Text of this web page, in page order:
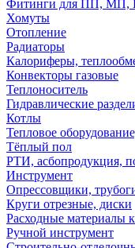
Фитинги для ПП, МП,
Хомуты
Отопление
Радиаторы
Калориферы,
Конвекторы газовые
Теплоноситель
Гидравлические
Котлы
Тепловое
Тёплый пол
РТИ, асбопродукция,
Инструмент
Опрессовщики,
Круги отрезные, диски
Расходные материалы
Ручной инструмент